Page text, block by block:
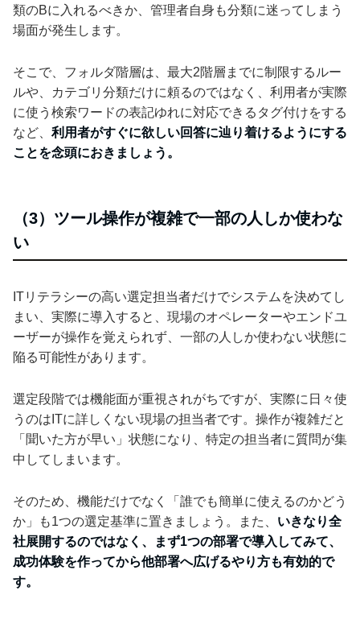
類のBに入れるべきか、管理者自身も分類に迷ってしまう
場面が発生します。
そこで、フォルダ階層は、最大2階層までに制限するルー
ルや、カテゴリ分類だけに頼るのではなく、利用者が実際
に使う検索ワードの表記ゆれに対応できるタグ付けをする
など、 利用者がすぐに欲しい回答に辿り着けるようにする
ことを念頭におきましょう。
（3）ツール操作が複雑で一部の人しか使わな
い
ITリテラシーの高い選定担当者だけでシステムを決めてし
まい、実際に導入すると、現場のオペレーターやエンドユ
ーザーが操作を覚えられず、一部の人しか使わない状態に
陥る可能性があります。
選定段階では機能面が重視されがちですが、実際に日々使
うのはITに詳しくない現場の担当者です。操作が複雑だと
「聞いた方が早い」状態になり、特定の担当者に質問が集
中してしまいます。
そのため、機能だけでなく「誰でも簡単に使えるのかどう
か」も1つの選定基準に置きましょう。また、 いきなり全
社展開するのではなく、まず1つの部署で導入してみて、
成功体験を作ってから他部署へ広げるやり方も有効的で
す。